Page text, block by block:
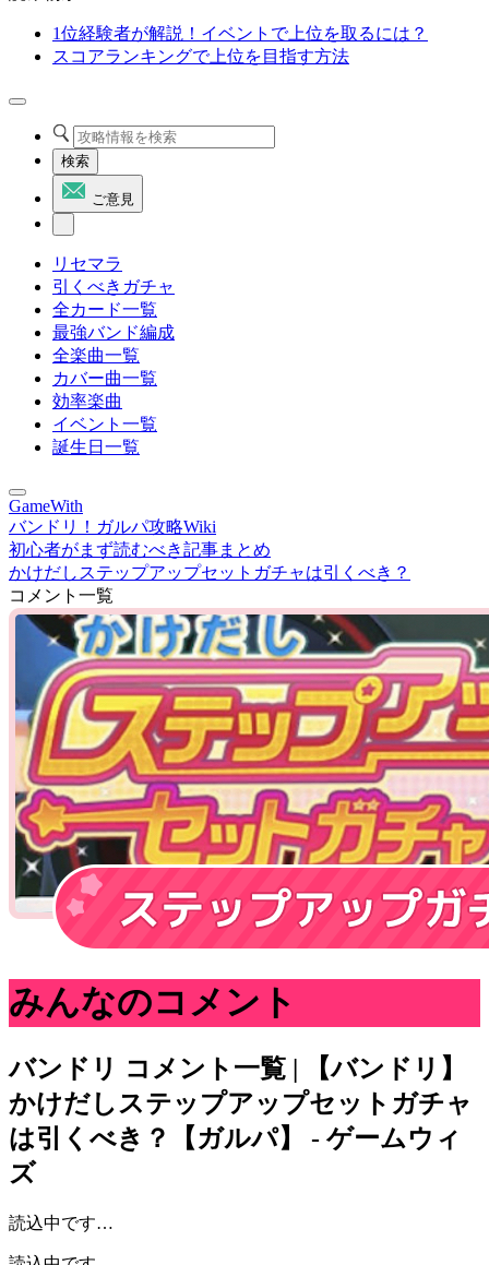
1位経験者が解説！イベントで上位を取るには？
スコアランキングで上位を目指す方法
検索
ご意見
リセマラ
引くべきガチャ
全カード一覧
最強バンド編成
全楽曲一覧
カバー曲一覧
効率楽曲
イベント一覧
誕生日一覧
GameWith
バンドリ！ガルパ攻略Wiki
初心者がまず読むべき記事まとめ
かけだしステップアップセットガチャは引くべき？
コメント一覧
みんなのコメント
バンドリ コメント一覧 | 【バンドリ】
かけだしステップアップセットガチャ
は引くべき？【ガルパ】 - ゲームウィ
ズ
読込中です…